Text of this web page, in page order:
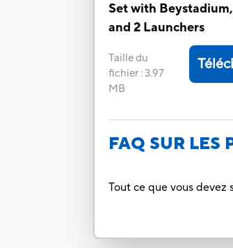
Set with Beystadium,
and 2 Launchers
Taille du
fichier :3.97
MB
FAQ SUR LES
Tout ce que vous devez